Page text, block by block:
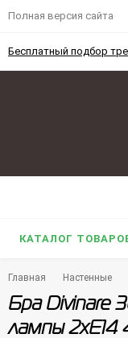
Полная версия сайта
Бесплатный подбор
КАТАЛОГ
Главная Настенные
Бра Divinare
лампы 2xE14